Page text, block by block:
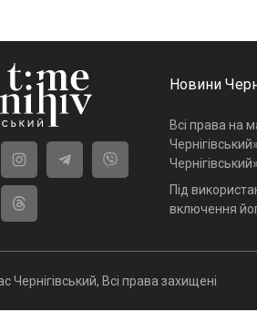
Новини
Всі права на
Під
включення
Чернігівський, Всі права захищені